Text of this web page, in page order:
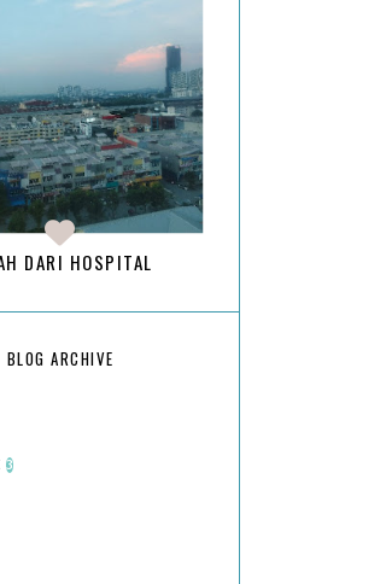
DARI HOSPITAL
BLOG ARCHIVE
3